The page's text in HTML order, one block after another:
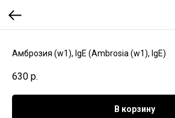
Амброзия (w1), IgE (Ambrosia (w1), IgE)
630 р.
В корзину